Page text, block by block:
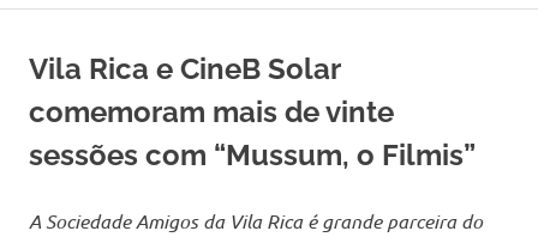
brasileiro
Vila Rica e CineB Solar
comemoram mais de vinte
sessões com “Mussum, o Filmis”
A Sociedade Amigos da Vila Rica é grande parceira do